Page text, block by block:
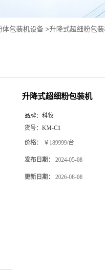
体包装机设备 >升降式超细粉包
升降式超细粉包装机
品牌： 科牧
货号： KM-C1
价格： ￥189999/台
发布日期： 2024-05-08
更新日期： 2026-08-08